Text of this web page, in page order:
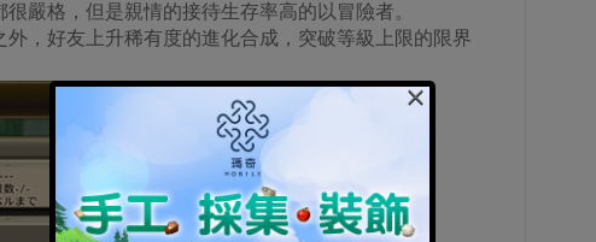
嚴格，但是親情的接待生存率高的以冒險者。
，好友上升稀有度的進化合成，突破等級上限的限界
×